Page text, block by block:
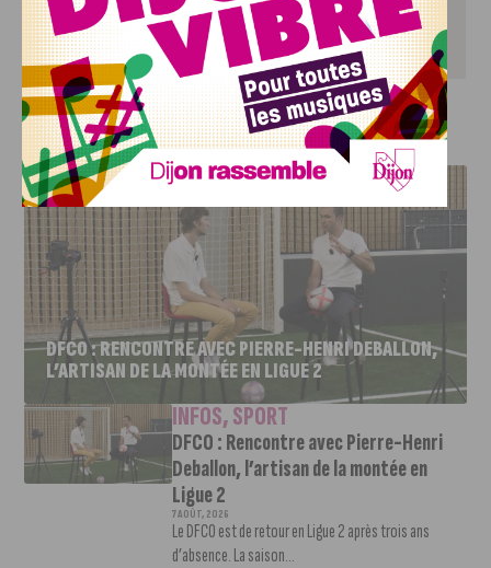
J'AIME LE DFCO
DFCO : RENCONTRE AVEC PIERRE-HENRI DEBALLON,
L’ARTISAN DE LA MONTÉE EN LIGUE 2
INFOS,SPORT
DFCO : Rencontre avec Pierre-Henri
Deballon, l’artisan de la montée en
Ligue 2
7 AOÛT, 2026
Le DFCO est de retour en Ligue 2 après trois ans
d’absence. La saison...